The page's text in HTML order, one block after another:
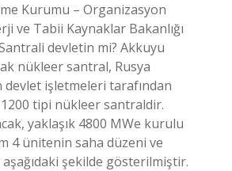
Kurumu – Organizasyon
ve Tabii Kaynaklar Bakanlığı
devletin mi? Akkuyu
nükleer santral, Rusya
devlet işletmeleri tarafından
tipi nükleer santraldir.
yaklaşık 4800 MWe kurulu
4 ünitenin saha düzeni ve
şekilde gösterilmiştir.